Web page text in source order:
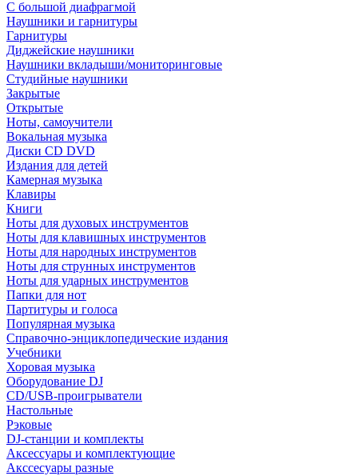
С большой диафрагмой
Наушники и гарнитуры
Гарнитуры
Диджейские наушники
Наушники вкладыши/мониторинговые
Студийные наушники
Закрытые
Открытые
Ноты, самоучители
Вокальная музыка
Диски CD DVD
Издания для детей
Камерная музыка
Клавиры
Книги
Ноты для духовых инструментов
Ноты для клавишных инструментов
Ноты для народных инструментов
Ноты для струнных инструментов
Ноты для ударных инструментов
Папки для нот
Партитуры и голоса
Популярная музыка
Справочно-энциклопедические издания
Учебники
Хоровая музыка
Оборудование DJ
CD/USB-проигрыватели
Настольные
Рэковые
DJ-станции и комплекты
Аксессуары и комплектующие
Акссесуары разные